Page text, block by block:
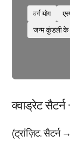
वर्ग योग
जन्म कुंडली के
क्वाड्रेट सैटर्न
(ट्रांज़िट. सैटर्न